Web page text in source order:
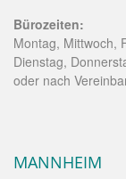
Bürozeiten:
Montag, Mittwoch,
Dienstag,
oder nach
MANNHEIM